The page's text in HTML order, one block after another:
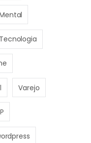
Tecnologia
Varejo